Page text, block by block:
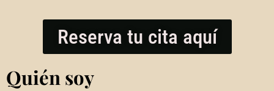
Reserva tu cita aquí
Quién soy